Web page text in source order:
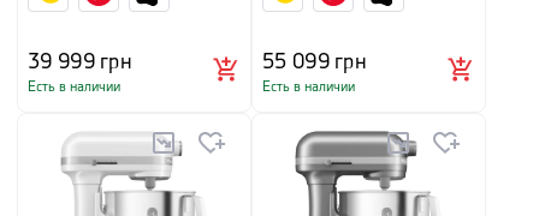
39 999грн
Есть в наличии
55 099грн
Есть в наличии